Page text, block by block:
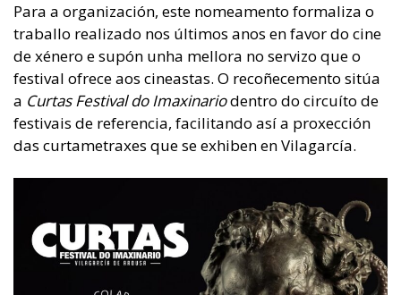
Para a organización, este nomeamento formaliza o
traballo realizado nos últimos anos en favor do cine
de xénero e supón unha mellora no servizo que o
festival ofrece aos cineastas. O recoñecemento sitúa
a Curtas Festival do Imaxinariodentro do circuíto de
festivais de referencia, facilitando así a proxección
das curtametraxes que se exhiben en Vilagarcía.